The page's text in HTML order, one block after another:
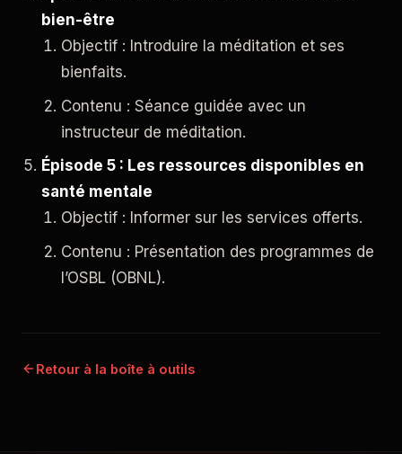
bien-être
Objectif : Introduire la méditation et ses
bienfaits.
Contenu : Séance guidée avec un
instructeur de méditation.
Épisode 5 : Les ressources disponibles en
santé mentale
Objectif : Informer sur les services offerts.
Contenu : Présentation des programmes de
l’OSBL (OBNL).
Retour à la boîte à outils